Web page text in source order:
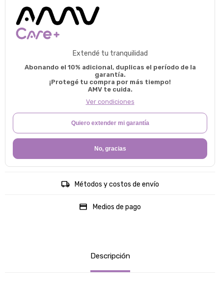
Extendé tu tranquilidad
Abonando el 10% adicional, duplicas el período de la
garantía.
¡Protegé tu compra por más tiempo!
AMV te cuida.
Ver condiciones
Quiero extender mi garantía
No, gracias
Métodos y costos de envío
Medios de pago
Descripción